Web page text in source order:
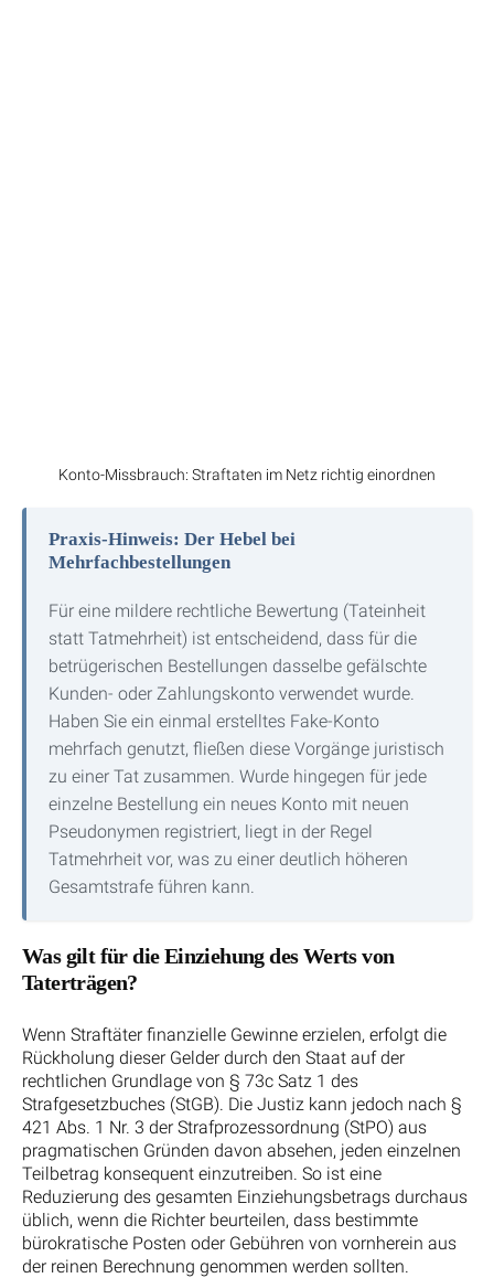
Konto-Missbrauch: Straftaten im Netz richtig einordnen
Praxis-Hinweis: Der Hebel bei
Mehrfachbestellungen
Für eine mildere rechtliche Bewertung (Tateinheit
statt Tatmehrheit) ist entscheidend, dass für die
betrügerischen Bestellungen dasselbe gefälschte
Kunden- oder Zahlungskonto verwendet wurde.
Haben Sie ein einmal erstelltes Fake-Konto
mehrfach genutzt, fließen diese Vorgänge juristisch
zu einer Tat zusammen. Wurde hingegen für jede
einzelne Bestellung ein neues Konto mit neuen
Pseudonymen registriert, liegt in der Regel
Tatmehrheit vor, was zu einer deutlich höheren
Gesamtstrafe führen kann.
Was gilt für die Einziehung des Werts von
Taterträgen?
Wenn Straftäter finanzielle Gewinne erzielen, erfolgt die
Rückholung dieser Gelder durch den Staat auf der
rechtlichen Grundlage von § 73c Satz 1 des
Strafgesetzbuches (StGB). Die Justiz kann jedoch nach §
421 Abs. 1 Nr. 3 der Strafprozessordnung (StPO) aus
pragmatischen Gründen davon absehen, jeden einzelnen
Teilbetrag konsequent einzutreiben. So ist eine
Reduzierung des gesamten Einziehungsbetrags durchaus
üblich, wenn die Richter beurteilen, dass bestimmte
bürokratische Posten oder Gebühren von vornherein aus
der reinen Berechnung genommen werden sollten.